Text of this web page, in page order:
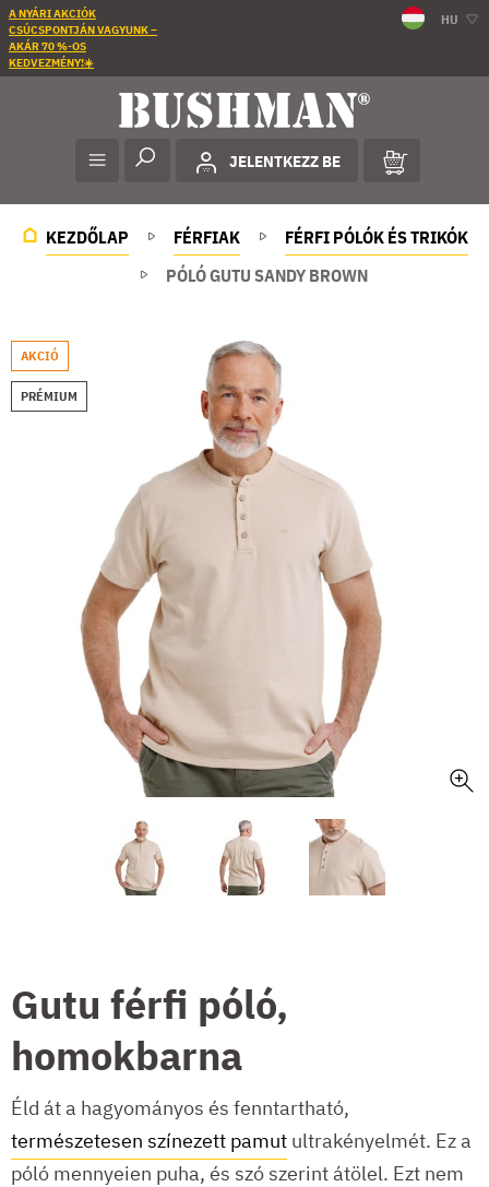
A NYÁRI AKCIÓK
CSÚCSPONTJÁN VAGYUNK –
AKÁR 70 %-OS
KEDVEZMÉNY!☀️
HU
JELENTKEZZ BE
KEZDŐLAP FÉRFIAK
FÉRFI PÓLÓK ÉS TRIKÓK
PÓLÓ GUTU SANDY BROWN
AKCIÓ
PRÉMIUM
Gutu férfi póló,
homokbarna
Éld át a hagyományos és fenntartható,
természetesen színezett pamut ultrakényelmét. Ez a
póló mennyeien puha, és szó szerint átölel. Ezt nem